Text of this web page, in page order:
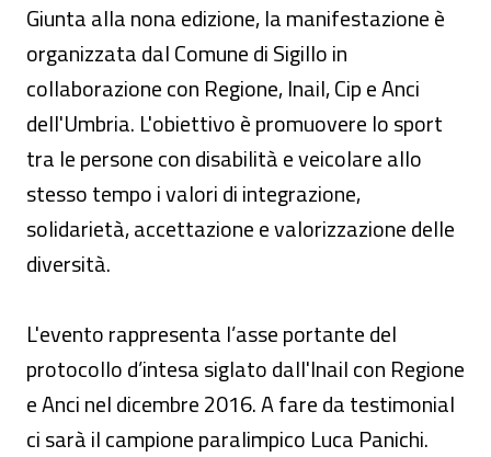
Giunta alla nona edizione, la manifestazione è
organizzata dal Comune di Sigillo in
collaborazione con Regione, Inail, Cip e Anci
dell'Umbria. L'obiettivo è promuovere lo sport
tra le persone con disabilità e veicolare allo
stesso tempo i valori di integrazione,
solidarietà, accettazione e valorizzazione delle
diversità.
L'evento rappresenta l’asse portante del
protocollo d’intesa siglato dall'Inail con Regione
e Anci nel dicembre 2016. A fare da testimonial
ci sarà il campione paralimpico Luca Panichi.